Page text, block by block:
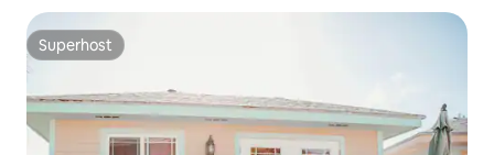
Superhost
Superhost